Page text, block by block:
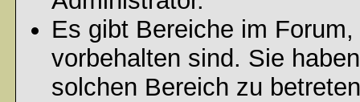
Es gibt Bereiche im
vorbehalten sind. Sie
solchen Bereich zu